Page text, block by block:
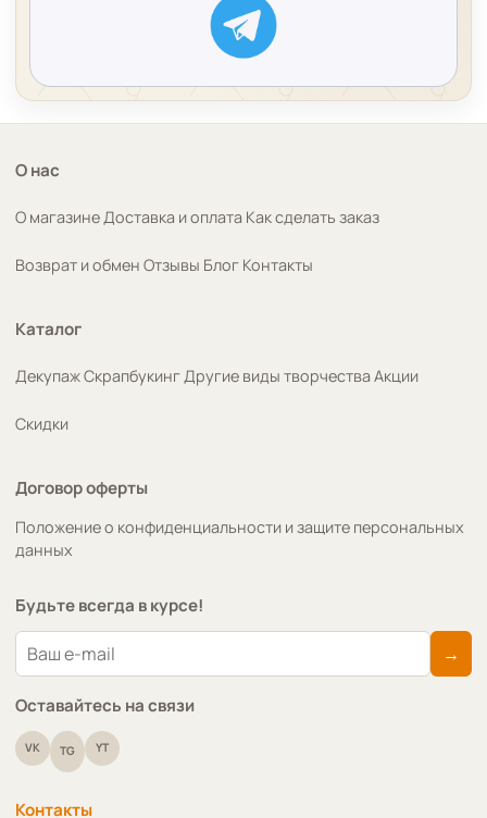
О нас
О магазинеДоставка и оплата Как сделать заказ
Возврат и обмен Отзывы Блог Контакты
Каталог
ДекупажСкрапбукингДругие виды творчества Акции
Скидки
Договор оферты
Положение о конфиденциальности и защите персональных
данных
Будьте всегда в курсе!
→
Оставайтесь на связи
VK TG YT
Контакты